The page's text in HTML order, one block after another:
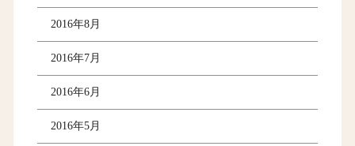
2016年8月
2016年7月
2016年6月
2016年5月